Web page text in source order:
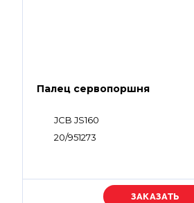
Палец сервопоршня
JCB JS160
20/951273
Уточняйте цену